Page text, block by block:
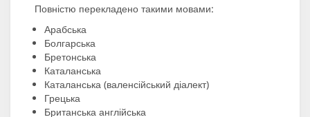
Повністю перекладено такими мовами:
Арабська
Болгарська
Бретонська
Каталанська
Каталанська (валенсійський діалект)
Грецька
Британська англійська